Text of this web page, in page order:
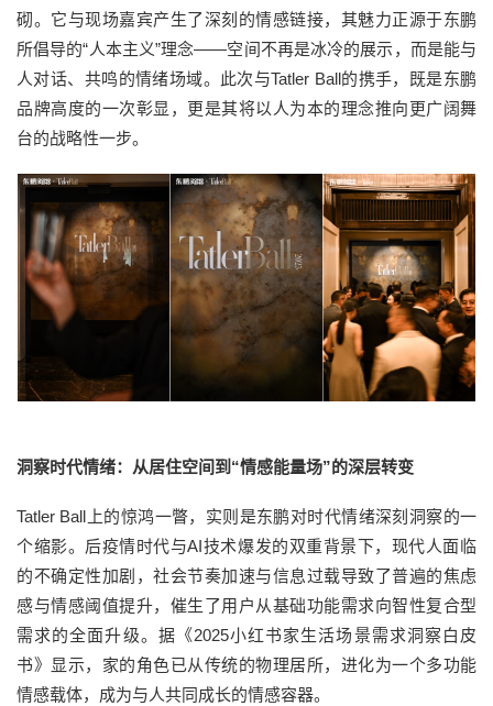
砌。它与现场嘉宾产生了深刻的情感链接，其魅力正源于东鹏
所倡导的“人本主义”理念——空间不再是冰冷的展示，而是能与
人对话、共鸣的情绪场域。此次与Tatler Ball的携手，既是东鹏
品牌高度的一次彰显，更是其将以人为本的理念推向更广阔舞
台的战略性一步。
洞察时代情绪：从居住空间到“情感能量场”的深层转变
Tatler Ball上的惊鸿一瞥，实则是东鹏对时代情绪深刻洞察的一
个缩影。后疫情时代与AI技术爆发的双重背景下，现代人面临
的不确定性加剧，社会节奏加速与信息过载导致了普遍的焦虑
感与情感阈值提升，催生了用户从基础功能需求向智性复合型
需求的全面升级。据《2025小红书家生活场景需求洞察白皮
书》显示，家的角色已从传统的物理居所，进化为一个多功能
情感载体，成为与人共同成长的情感容器。